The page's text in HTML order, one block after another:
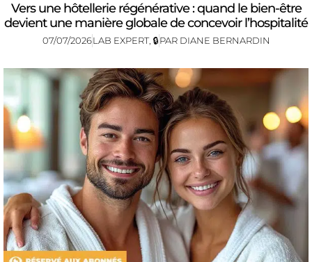
Vers une hôtellerie régénérative : quand le bien-être
devient une manière globale de concevoir l’hospitalité
07/07/2026LAB EXPERT, 🔒PAR DIANE BERNARDIN